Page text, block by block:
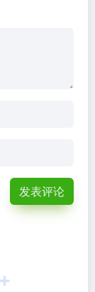
发表评论